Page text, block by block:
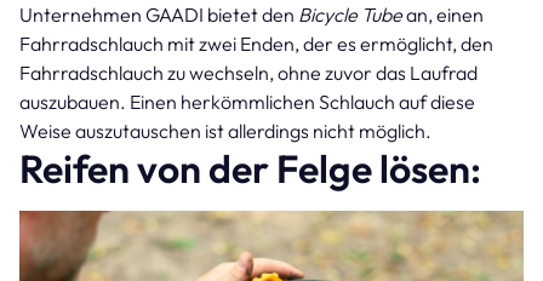
Unternehmen GAADI bietet den Bicycle Tubean, einen
Fahrradschlauch mit zwei Enden, der es ermöglicht, den
Fahrradschlauch zu wechseln, ohne zuvor das Laufrad
auszubauen. Einen herkömmlichen Schlauch auf diese
Weise auszutauschen ist allerdings nicht möglich.
Reifen von der Felge lösen: